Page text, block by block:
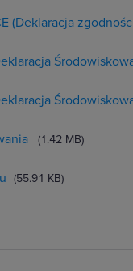
(Deklaracja
(1.42 MB)
(55.91 KB)